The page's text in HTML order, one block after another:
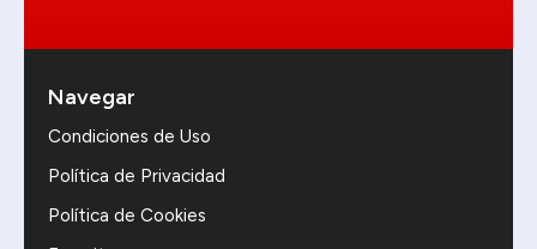
Navegar
Condiciones de Uso
Política de Privacidad
Política de Cookies